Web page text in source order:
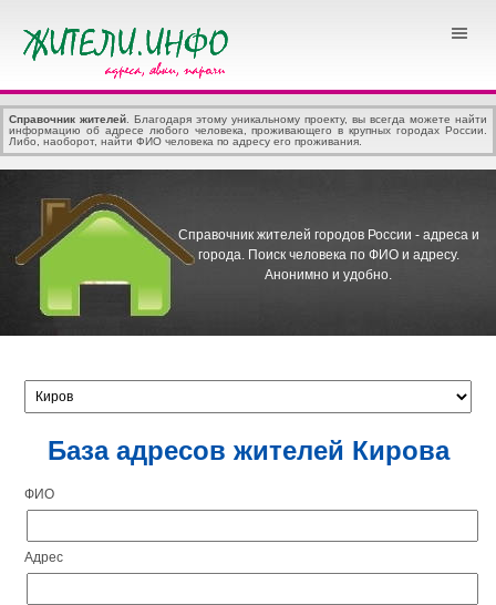
Справочник жителей . Благодаря этому уникальному проекту, вы всегда можете найти
информацию об адресе любого человека, проживающего в крупных городах России.
Либо, наоборот, найти ФИО человека по адресу его проживания.
Справочник жителей городов России - адреса и
города. Поиск человека по ФИО и адресу.
Анонимно и удобно.
База адресов жителей Кирова
ФИО
Адрес